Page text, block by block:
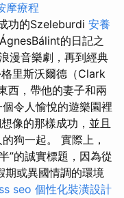
摩療程
功的Szeleburdi 安養
的日記之
漫音樂劇，再到經典
格里斯沃爾德（Clark
西，帶他的妻子和兩
令人愉悅的遊樂園裡
像的那樣成功，並且
狗一起。 實際上，
”的誠實標題，因為從
期或異國情調的環境
seo 個性化裝潢設計